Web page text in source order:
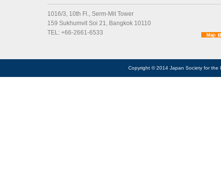
1016/3, 10th Fl., Serm-Mit Tower
159 Sukhumvit Soi 21, Bangkok 10110
TEL: +66-2661-6533
Copyright © 2014 Japan Society for the